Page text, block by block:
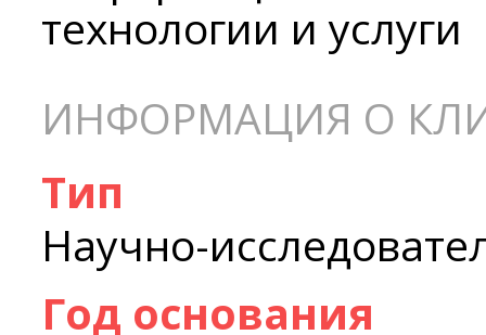
технологии и услуги
ИНФОРМАЦИЯ О
Тип
Научно-
Год основания